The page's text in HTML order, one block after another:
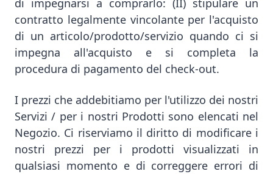
di impegnarsi a comprarlo: (II) stipulare un
contratto legalmente vincolante per l'acquisto
di un articolo/prodotto/servizio quando ci si
impegna all'acquisto e si completa la
procedura di pagamento del check-out.
I prezzi che addebitiamo per l'utilizzo dei nostri
Servizi / per i nostri Prodotti sono elencati nel
Negozio. Ci riserviamo il diritto di modificare i
nostri prezzi per i prodotti visualizzati in
qualsiasi momento e di correggere errori di